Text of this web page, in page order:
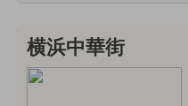
横浜中華街